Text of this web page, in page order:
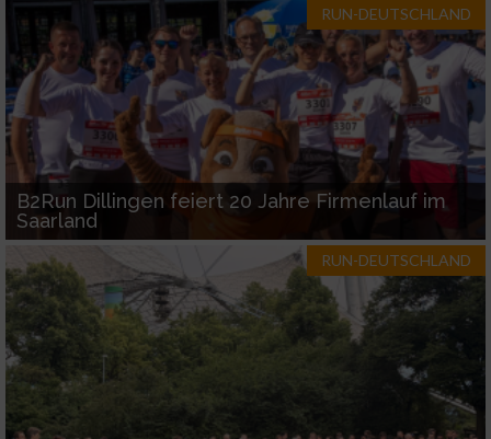
RUN-DEUTSCHLAND
B2Run Dillingen feiert 20 Jahre Firmenlauf im
Saarland
RUN-DEUTSCHLAND